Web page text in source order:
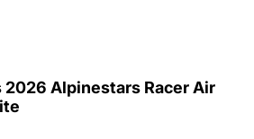
Alpinestars Racer Air